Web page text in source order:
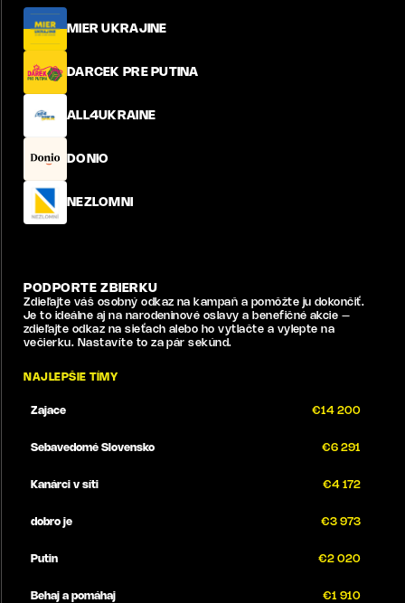
MIER UKRAJINE
DARCEK PRE PUTINA
ALL4UKRAINE
DONIO
NEZLOMNI
PODPORTE ZBIERKU
Zdieľajte váš osobný odkaz na kampaň a pomôžte ju dokončiť.
Je to ideálne aj na narodeninové oslavy a benefičné akcie –
zdieľajte odkaz na sieťach alebo ho vytlačte a vylepte na
večierku. Nastavíte to za pár sekúnd.
NAJLEPŠIE TÍMY
Zajace €14 200
Sebavedomé Slovensko €6 291
Kanárci v síti €4 172
dobro je €3 973
Putin €2 020
Behaj a pomáhaj €1 910